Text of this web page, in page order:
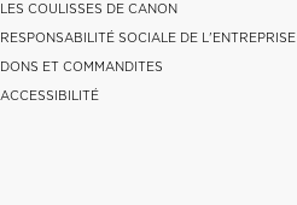
LES COULISSES DE CANON
RESPONSABILITÉ SOCIALE DE L'ENTREPRISE
DONS ET COMMANDITES
ACCESSIBILITÉ